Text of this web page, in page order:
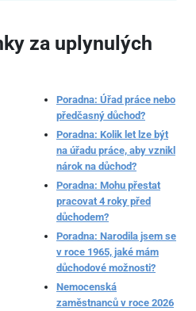
za uplynulých
Poradna: Úřad práce nebo
předčasný důchod?
Poradna: Kolik let lze být
na úřadu práce, aby vznikl
nárok na důchod?
Poradna: Mohu přestat
pracovat 4 roky před
důchodem?
Poradna: Narodila jsem se
v roce 1965, jaké mám
důchodové možnosti?
Nemocenská
zaměstnanců v roce 2026